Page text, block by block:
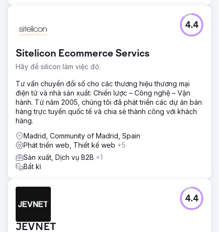
Sitelicon Ecommerce Servics
Hãy để silicon làm việc đó.
4.4
Tư vấn chuyển đổi số cho các thương hiệu thương mại
điện tử và nhà sản xuất: Chiến lược – Công nghệ – Vận
hành. Từ năm 2005, chúng tôi đã phát triển các dự án bán
hàng trực tuyến quốc tế và chia sẻ thành công với khách
hàng.
Madrid, Community of Madrid, Spain
Phát triển web, Thiết kế web +5
Sản xuất, Dịch vụ B2B +1
Bất kì
JEVNET
4.4